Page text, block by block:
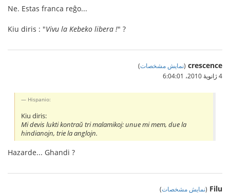
Ne. Estas franca reĝo...
Kiu diris : "Vivu la Kebeko libera !" ?
crescence
(نمایش مشخصات)
4 ژانویهٔ 2010،‏ 6:04:01
Hispanio:
Kiu diris:
Mi devis lukti kontraŭ tri malamikoj: unue mi mem, due la
hindianojn, trie la anglojn.
Hazarde... Ghandi ?
Filu
(نمایش مشخصات)